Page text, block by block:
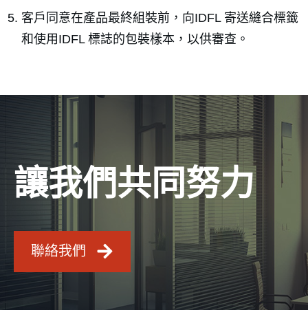
客戶同意在產品最終組裝前，向IDFL 寄送縫合標籤
和使用IDFL 標誌的包裝樣本，以供審查。
讓我們共同努力
聯絡我們